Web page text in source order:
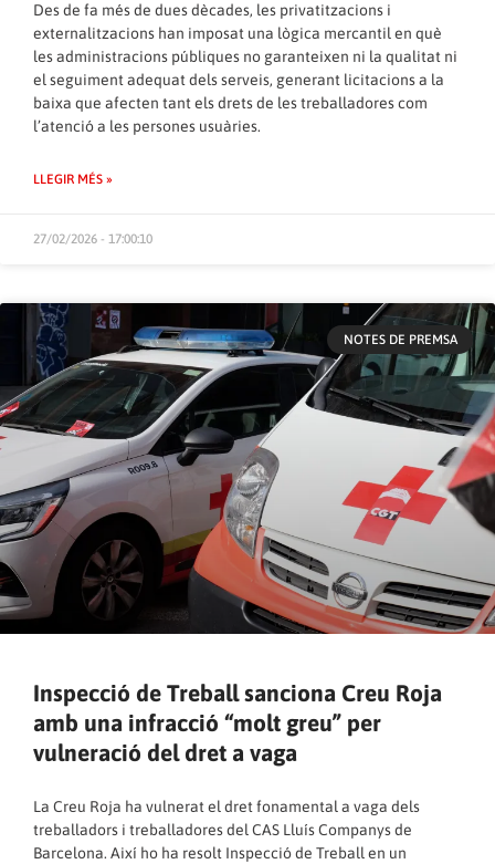
Des de fa més de dues dècades, les privatitzacions i
externalitzacions han imposat una lògica mercantil en què
les administracions públiques no garanteixen ni la qualitat ni
el seguiment adequat dels serveis, generant licitacions a la
baixa que afecten tant els drets de les treballadores com
l’atenció a les persones usuàries.
LLEGIR MÉS »
27/02/2026 - 17:00:10
NOTES DE PREMSA
Inspecció de Treball sanciona Creu Roja
amb una infracció “molt greu” per
vulneració del dret a vaga
La Creu Roja ha vulnerat el dret fonamental a vaga dels
treballadors i treballadores del CAS Lluís Companys de
Barcelona. Així ho ha resolt Inspecció de Treball en un